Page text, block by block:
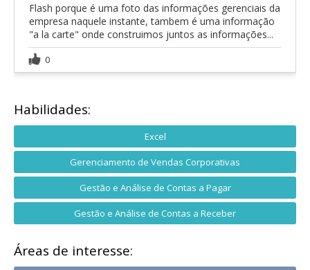
Flash porque é uma foto das informações gerenciais da
empresa naquele instante, tambem é uma informação
"a la carte" onde construimos juntos as informações...
0
Habilidades:
Excel
Gerenciamento de Vendas Corporativas
Gestão e Análise de Contas a Pagar
Gestão e Análise de Contas a Receber
Áreas de interesse: